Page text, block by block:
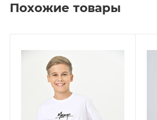
Похожие товары